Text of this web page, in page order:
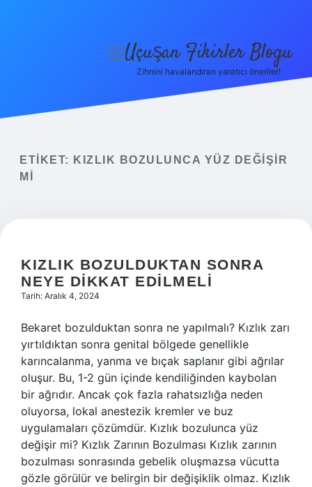
Yasal Uyarı
menüyü
Uçuşan Fikirler Blogu
Zihnini havalandıran yaratıcı öneriler!
ETIKET:
KIZLIK BOZULUNCA YÜZ DEĞIŞIR
MI
KIZLIK BOZULDUKTAN SONRA
NEYE DIKKAT EDILMELI
Tarih: Aralık 4, 2024
Bekaret bozulduktan sonra ne yapılmalı? Kızlık zarı
yırtıldıktan sonra genital bölgede genellikle
karıncalanma, yanma ve bıçak saplanır gibi ağrılar
oluşur. Bu, 1-2 gün içinde kendiliğinden kaybolan
bir ağrıdır. Ancak çok fazla rahatsızlığa neden
oluyorsa, lokal anestezik kremler ve buz
uygulamaları çözümdür. Kızlık bozulunca yüz
değişir mi? Kızlık Zarının Bozulması Kızlık zarının
bozulması sonrasında gebelik oluşmazsa vücutta
gözle görülür ve belirgin bir değişiklik olmaz. Kızlık